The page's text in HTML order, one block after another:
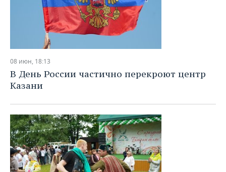
08 июн, 18:13
В День России частично перекроют центр
Казани